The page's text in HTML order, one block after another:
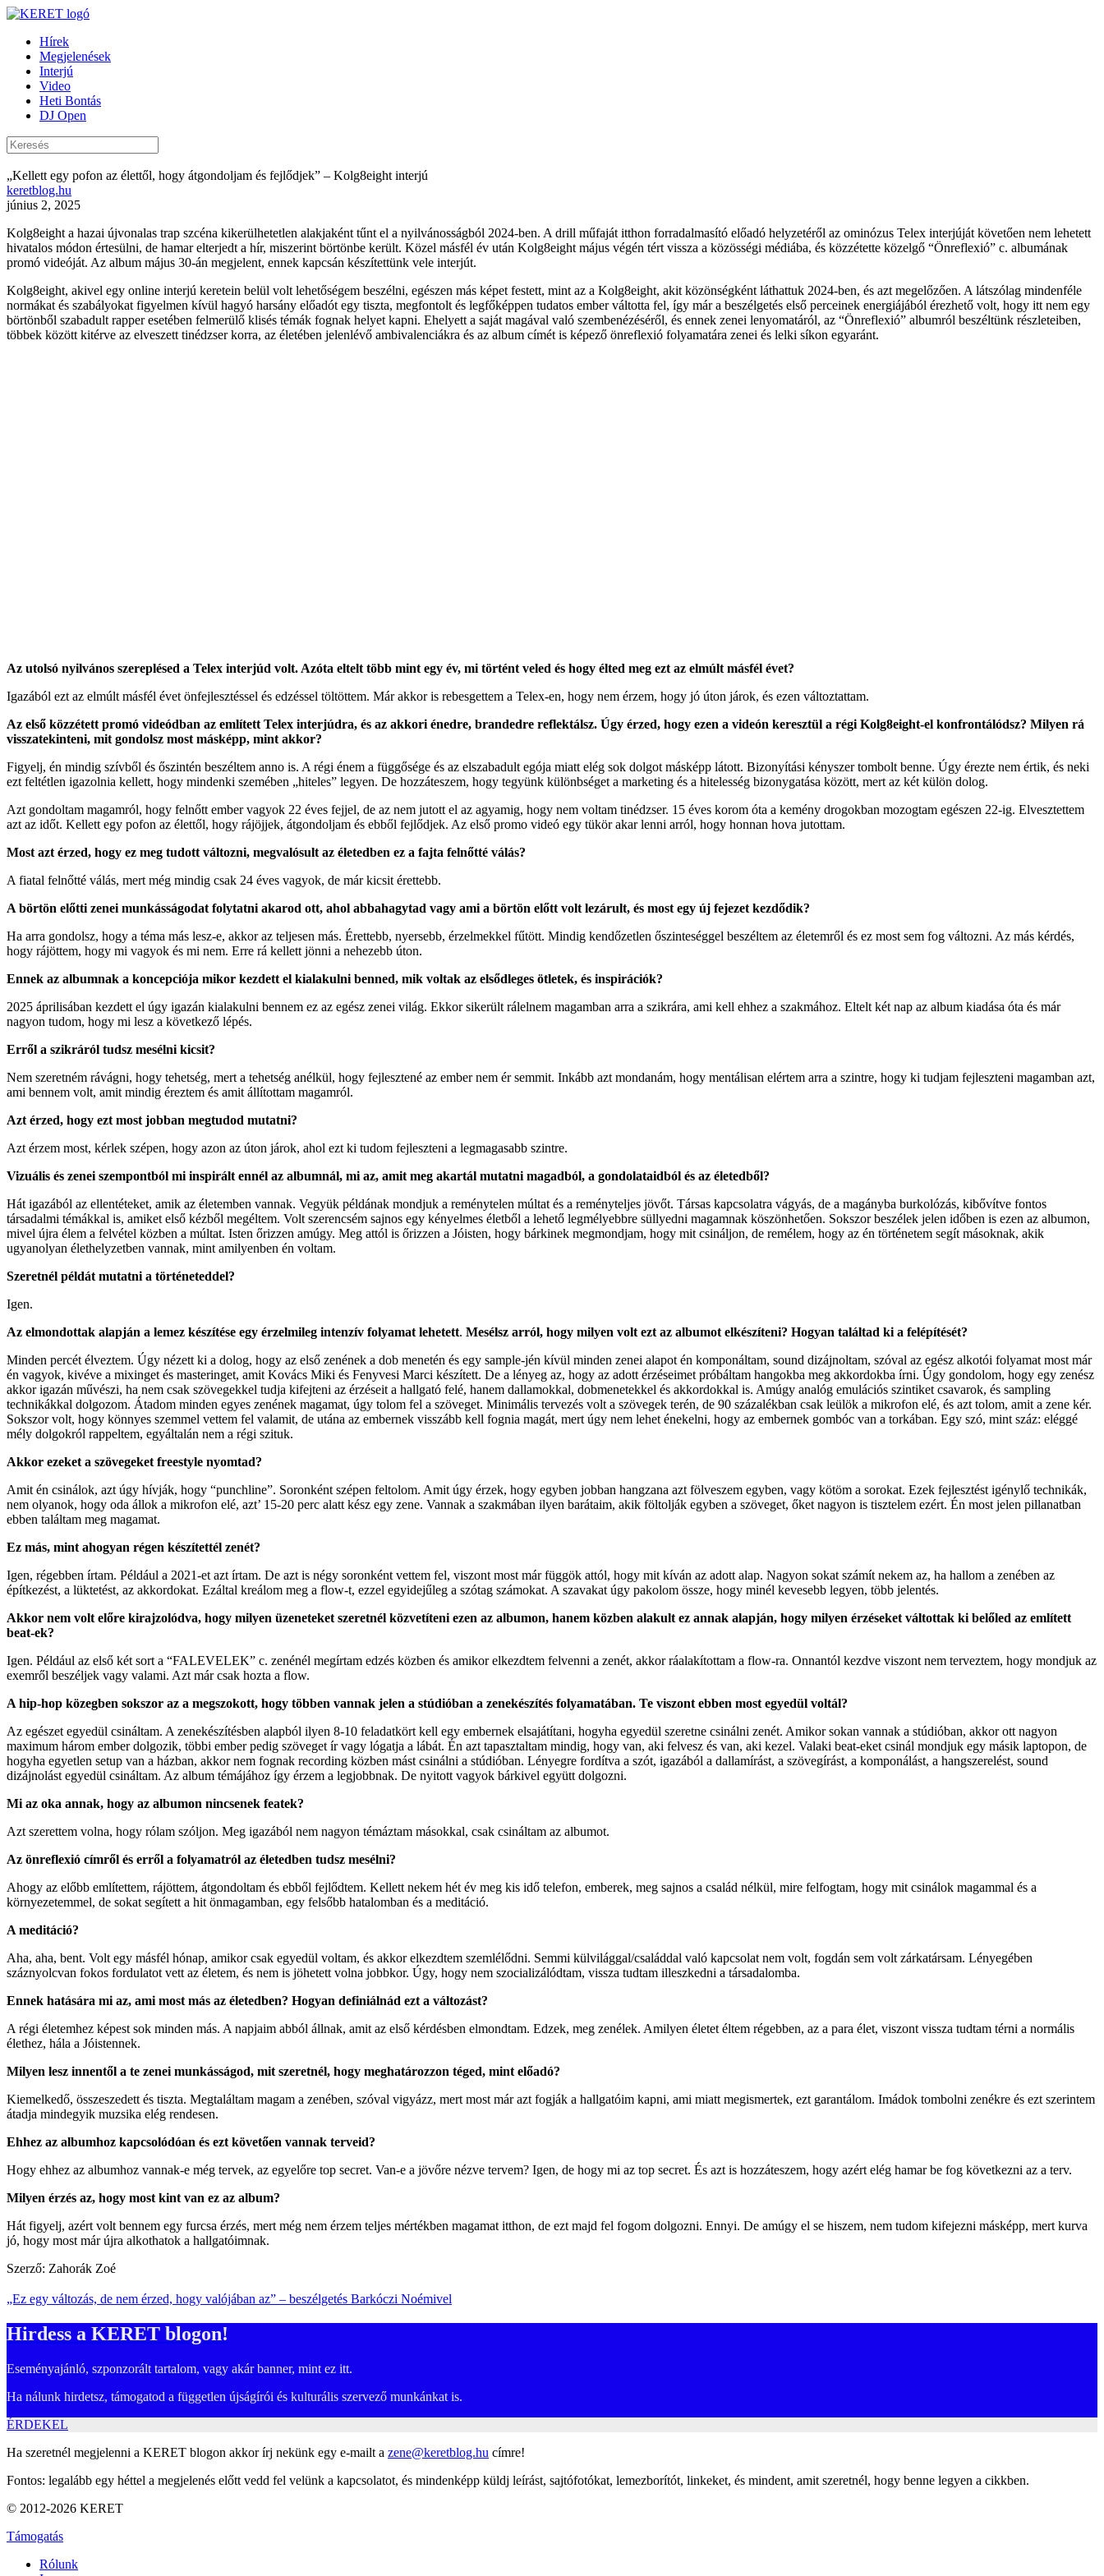
Hírek
Megjelenések
Interjú
Video
Heti Bontás
DJ Open
„Kellett egy pofon az élettől, hogy átgondoljam és fejlődjek” – Kolg8eight interjú
keretblog.hu
június 2, 2025
Kolg8eight a hazai újvonalas trap szcéna kikerülhetetlen alakjaként tűnt el a nyilvánosságból 2024-ben. A drill műfaját itthon forradalmasító előadó helyzetéről az ominózus Telex interjúját követően nem lehetett
hivatalos módon értesülni, de hamar elterjedt a hír, miszerint börtönbe került. Közel másfél év után Kolg8eight május végén tért vissza a közösségi médiába, és közzétette közelgő “Önreflexió” c. albumának
promó videóját. Az album május 30-án megjelent, ennek kapcsán készítettünk vele interjút.
Kolg8eight, akivel egy online interjú keretein belül volt lehetőségem beszélni, egészen más képet festett, mint az a Kolg8eight, akit közönségként láthattuk 2024-ben, és azt megelőzően. A látszólag mindenféle
normákat és szabályokat figyelmen kívül hagyó harsány előadót egy tiszta, megfontolt és legfőképpen tudatos ember váltotta fel, így már a beszélgetés első perceinek energiájából érezhető volt, hogy itt nem egy
börtönből szabadult rapper esetében felmerülő klisés témák fognak helyet kapni. Ehelyett a saját magával való szembenézéséről, és ennek zenei lenyomatáról, az “Önreflexió” albumról beszéltünk részleteiben,
többek között kitérve az elveszett tinédzser korra, az életében jelenlévő ambivalenciákra és az album címét is képező önreflexió folyamatára zenei és lelki síkon egyaránt.
Az utolsó nyilvános szereplésed a Telex interjúd volt. Azóta eltelt több mint egy év, mi történt veled és hogy élted meg ezt az elmúlt másfél évet?
Igazából ezt az elmúlt másfél évet önfejlesztéssel és edzéssel töltöttem. Már akkor is rebesgettem a Telex-en, hogy nem érzem, hogy jó úton járok, és ezen változtattam.
Az első közzétett promó videódban az említett Telex interjúdra, és az akkori énedre, brandedre reflektálsz. Úgy érzed, hogy ezen a videón keresztül a régi Kolg8eight-el konfrontálódsz? Milyen rá
visszatekinteni, mit gondolsz most másképp, mint akkor?
Figyelj, én mindig szívből és őszintén beszéltem anno is. A régi énem a függősége és az elszabadult egója miatt elég sok dolgot másképp látott. Bizonyítási kényszer tombolt benne. Úgy érezte nem értik, és neki
ezt feltétlen igazolnia kellett, hogy mindenki szemében „hiteles” legyen. De hozzáteszem, hogy tegyünk különbséget a marketing és a hitelesség bizonygatása között, mert az két külön dolog.
Azt gondoltam magamról, hogy felnőtt ember vagyok 22 éves fejjel, de az nem jutott el az agyamig, hogy nem voltam tinédzser. 15 éves korom óta a kemény drogokban mozogtam egészen 22-ig. Elvesztettem
azt az időt. Kellett egy pofon az élettől, hogy rájöjjek, átgondoljam és ebből fejlődjek. Az első promo videó egy tükör akar lenni arról, hogy honnan hova jutottam.
Most azt érzed, hogy ez meg tudott változni, megvalósult az életedben ez a fajta felnőtté válás?
A fiatal felnőtté válás, mert még mindig csak 24 éves vagyok, de már kicsit érettebb.
A börtön előtti zenei munkásságodat folytatni akarod ott, ahol abbahagytad vagy ami a börtön előtt volt lezárult, és most egy új fejezet kezdődik?
Ha arra gondolsz, hogy a téma más lesz-e, akkor az teljesen más. Érettebb, nyersebb, érzelmekkel fűtött. Mindig kendőzetlen őszinteséggel beszéltem az életemről és ez most sem fog változni. Az más kérdés,
hogy rájöttem, hogy mi vagyok és mi nem. Erre rá kellett jönni a nehezebb úton.
Ennek az albumnak a koncepciója mikor kezdett el kialakulni benned, mik voltak az elsődleges ötletek, és inspirációk?
2025 áprilisában kezdett el úgy igazán kialakulni bennem ez az egész zenei világ. Ekkor sikerült rálelnem magamban arra a szikrára, ami kell ehhez a szakmához. Eltelt két nap az album kiadása óta és már
nagyon tudom, hogy mi lesz a következő lépés.
Erről a szikráról tudsz mesélni kicsit?
Nem szeretném rávágni, hogy tehetség, mert a tehetség anélkül, hogy fejlesztené az ember nem ér semmit. Inkább azt mondanám, hogy mentálisan elértem arra a szintre, hogy ki tudjam fejleszteni magamban azt,
ami bennem volt, amit mindig éreztem és amit állítottam magamról.
Azt érzed, hogy ezt most jobban megtudod mutatni?
Azt érzem most, kérlek szépen, hogy azon az úton járok, ahol ezt ki tudom fejleszteni a legmagasabb szintre.
Vizuális és zenei szempontból mi inspirált ennél az albumnál, mi az, amit meg akartál mutatni magadból, a gondolataidból és az életedből?
Hát igazából az ellentéteket, amik az életemben vannak. Vegyük példának mondjuk a reménytelen múltat és a reményteljes jövőt. Társas kapcsolatra vágyás, de a magányba burkolózás, kibővítve fontos
társadalmi témákkal is, amiket első kézből megéltem. Volt szerencsém sajnos egy kényelmes életből a lehető legmélyebbre süllyedni magamnak köszönhetően. Sokszor beszélek jelen időben is ezen az albumon,
mivel újra élem a felvétel közben a múltat. Isten őrizzen amúgy. Meg attól is őrizzen a Jóisten, hogy bárkinek megmondjam, hogy mit csináljon, de remélem, hogy az én történetem segít másoknak, akik
ugyanolyan élethelyzetben vannak, mint amilyenben én voltam.
Szeretnél példát mutatni a történeteddel?
Igen.
Az elmondottak alapján a lemez készítése egy érzelmileg intenzív folyamat lehetett. Mesélsz arról, hogy milyen volt ezt az albumot elkészíteni? Hogyan találtad ki a felépítését?
Minden percét élveztem. Úgy nézett ki a dolog, hogy az első zenének a dob menetén és egy sample-jén kívül minden zenei alapot én komponáltam, sound dizájnoltam, szóval az egész alkotói folyamat most már
én vagyok, kivéve a mixinget és masteringet, amit Kovács Miki és Fenyvesi Marci készített. De a lényeg az, hogy az adott érzéseimet próbáltam hangokba meg akkordokba írni. Úgy gondolom, hogy egy zenész
akkor igazán művészi, ha nem csak szövegekkel tudja kifejteni az érzéseit a hallgató felé, hanem dallamokkal, dobmenetekkel és akkordokkal is. Amúgy analóg emulációs szintiket csavarok, és sampling
technikákkal dolgozom. Átadom minden egyes zenének magamat, úgy tolom fel a szöveget. Minimális tervezés volt a szövegek terén, de 90 százalékban csak leülök a mikrofon elé, és azt tolom, amit a zene kér.
Sokszor volt, hogy könnyes szemmel vettem fel valamit, de utána az embernek visszább kell fognia magát, mert úgy nem lehet énekelni, hogy az embernek gombóc van a torkában. Egy szó, mint száz: eléggé
mély dolgokról rappeltem, egyáltalán nem a régi szituk.
Akkor ezeket a szövegeket freestyle nyomtad?
Amit én csinálok, azt úgy hívják, hogy “punchline”. Soronként szépen feltolom. Amit úgy érzek, hogy egyben jobban hangzana azt fölveszem egyben, vagy kötöm a sorokat. Ezek fejlesztést igénylő technikák,
nem olyanok, hogy oda állok a mikrofon elé, azt’ 15-20 perc alatt kész egy zene. Vannak a szakmában ilyen barátaim, akik föltolják egyben a szöveget, őket nagyon is tisztelem ezért. Én most jelen pillanatban
ebben találtam meg magamat.
Ez más, mint ahogyan régen készítettél zenét?
Igen, régebben írtam. Például a 2021-et azt írtam. De azt is négy soronként vettem fel, viszont most már függök attól, hogy mit kíván az adott alap. Nagyon sokat számít nekem az, ha hallom a zenében az
építkezést, a lüktetést, az akkordokat. Ezáltal kreálom meg a flow-t, ezzel egyidejűleg a szótag számokat. A szavakat úgy pakolom össze, hogy minél kevesebb legyen, több jelentés.
Akkor nem volt előre kirajzolódva, hogy milyen üzeneteket szeretnél közvetíteni ezen az albumon, hanem közben alakult ez annak alapján, hogy milyen érzéseket váltottak ki belőled az említett
beat-ek?
Igen. Például az első két sort a “FALEVELEK” c. zenénél megírtam edzés közben és amikor elkezdtem felvenni a zenét, akkor ráalakítottam a flow-ra. Onnantól kezdve viszont nem terveztem, hogy mondjuk az
exemről beszéljek vagy valami. Azt már csak hozta a flow.
A hip-hop közegben sokszor az a megszokott, hogy többen vannak jelen a stúdióban a zenekészítés folyamatában. Te viszont ebben most egyedül voltál?
Az egészet egyedül csináltam. A zenekészítésben alapból ilyen 8-10 feladatkört kell egy embernek elsajátítani, hogyha egyedül szeretne csinálni zenét. Amikor sokan vannak a stúdióban, akkor ott nagyon
maximum három ember dolgozik, többi ember pedig szöveget ír vagy lógatja a lábát. Én azt tapasztaltam mindig, hogy van, aki felvesz és van, aki kezel. Valaki beat-eket csinál mondjuk egy másik laptopon, de
hogyha egyetlen setup van a házban, akkor nem fognak recording közben mást csinálni a stúdióban. Lényegre fordítva a szót, igazából a dallamírást, a szövegírást, a komponálást, a hangszerelést, sound
dizájnolást egyedül csináltam. Az album témájához így érzem a legjobbnak. De nyitott vagyok bárkivel együtt dolgozni.
Mi az oka annak, hogy az albumon nincsenek featek?
Azt szerettem volna, hogy rólam szóljon. Meg igazából nem nagyon témáztam másokkal, csak csináltam az albumot.
Az önreflexió címről és erről a folyamatról az életedben tudsz mesélni?
Ahogy az előbb említettem, rájöttem, átgondoltam és ebből fejlődtem. Kellett nekem hét év meg kis idő telefon, emberek, meg sajnos a család nélkül, mire felfogtam, hogy mit csinálok magammal és a
környezetemmel, de sokat segített a hit önmagamban, egy felsőbb hatalomban és a meditáció.
A meditáció?
Aha, aha, bent. Volt egy másfél hónap, amikor csak egyedül voltam, és akkor elkezdtem szemlélődni. Semmi külvilággal/családdal való kapcsolat nem volt, fogdán sem volt zárkatársam. Lényegében
száznyolcvan fokos fordulatot vett az életem, és nem is jöhetett volna jobbkor. Úgy, hogy nem szocializálódtam, vissza tudtam illeszkedni a társadalomba.
Ennek hatására mi az, ami most más az életedben? Hogyan definiálnád ezt a változást?
A régi életemhez képest sok minden más. A napjaim abból állnak, amit az első kérdésben elmondtam. Edzek, meg zenélek. Amilyen életet éltem régebben, az a para élet, viszont vissza tudtam térni a normális
élethez, hála a Jóistennek.
Milyen lesz innentől a te zenei munkásságod, mit szeretnél, hogy meghatározzon téged, mint előadó?
Kiemelkedő, összeszedett és tiszta. Megtaláltam magam a zenében, szóval vigyázz, mert most már azt fogják a hallgatóim kapni, ami miatt megismertek, ezt garantálom. Imádok tombolni zenékre és ezt szerintem
átadja mindegyik muzsika elég rendesen.
Ehhez az albumhoz kapcsolódóan és ezt követően vannak terveid?
Hogy ehhez az albumhoz vannak-e még tervek, az egyelőre top secret. Van-e a jövőre nézve tervem? Igen, de hogy mi az top secret. És azt is hozzáteszem, hogy azért elég hamar be fog következni az a terv.
Milyen érzés az, hogy most kint van ez az album?
Hát figyelj, azért volt bennem egy furcsa érzés, mert még nem érzem teljes mértékben magamat itthon, de ezt majd fel fogom dolgozni. Ennyi. De amúgy el se hiszem, nem tudom kifejezni másképp, mert kurva
jó, hogy most már újra alkothatok a hallgatóimnak.
Szerző: Zahorák Zoé
„Ez egy változás, de nem érzed, hogy valójában az” – beszélgetés Barkóczi Noémivel
Hirdess a KERET blogon!
Eseményajánló, szponzorált tartalom, vagy akár banner, mint ez itt.
Ha nálunk hirdetsz, támogatod a független újságírói és kulturális szervező munkánkat is.
ÉRDEKEL
Ha szeretnél megjelenni a KERET blogon akkor írj nekünk egy e-mailt a zene@keretblog.hu címre!
Fontos: legalább egy héttel a megjelenés előtt vedd fel velünk a kapcsolatot, és mindenképp küldj leírást, sajtófotókat, lemezborítót, linkeket, és mindent, amit szeretnél, hogy benne legyen a cikkben.
© 2012-2026 KERET
Támogatás
Rólunk